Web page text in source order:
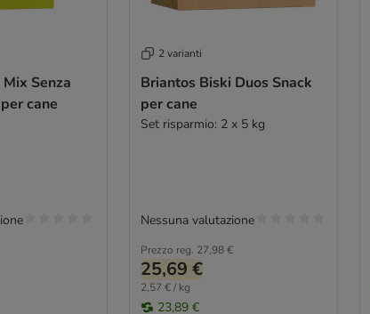
Senza
cane
2 varianti
Briantos Biski Duos Snack
per cane
Set risparmio: 2 x 5 kg
Prezzo reg. 27,98 €
25,69 €
2,57 € / kg
23,89 €
Nessuna valutazione